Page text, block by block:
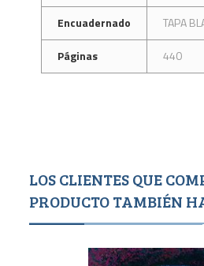
Encuadernado
TAPA
Páginas
440
LOS CLIENTES QUE
PRODUCTO TAMBIÉN